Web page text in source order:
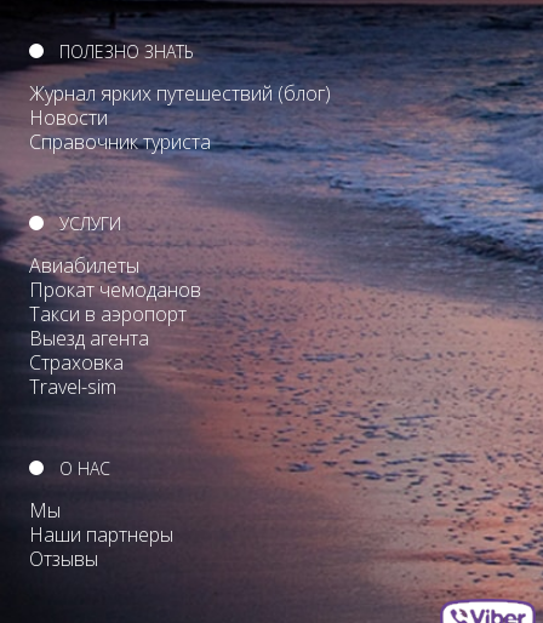
ПОЛЕЗНО ЗНАТЬ
Журнал ярких путешествий (блог)
Новости
Справочник туриста
УСЛУГИ
Авиабилеты
Прокат чемоданов
Такси в аэропорт
Выезд агента
Страховка
Travel-sim
О НАС
Мы
Наши партнеры
Отзывы